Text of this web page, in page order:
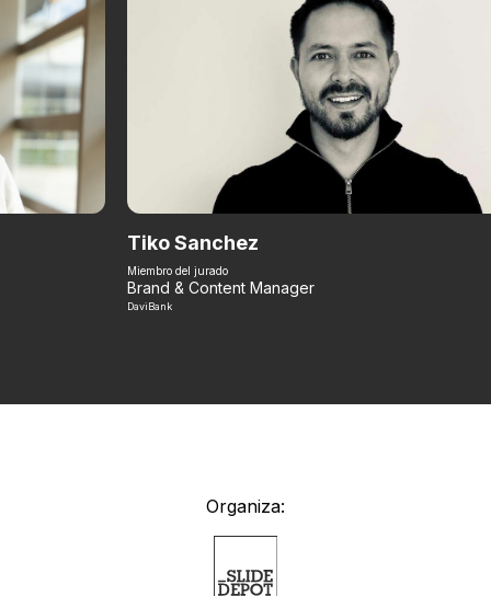
Tiko Sanchez
Miembro del jurado
Brand & Content Manager
DaviBank
Organiza: